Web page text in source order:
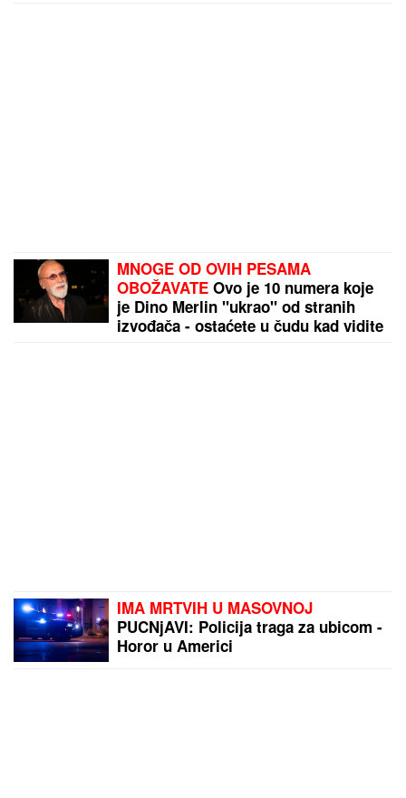
MNOGE OD OVIH PESAMA
OBOŽAVATE Ovo je 10 numera koje
je Dino Merlin "ukrao" od stranih
izvođača - ostaćete u čudu kad vidite
IMA MRTVIH U MASOVNOJ
PUCNjAVI: Policija traga za ubicom -
Horor u Americi